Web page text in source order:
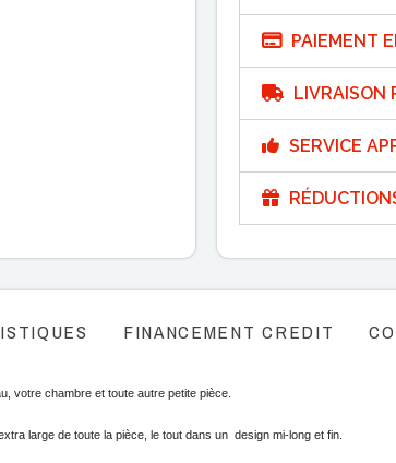
PAIEMENT
LIVRAISON
SERVICE
FINANCEMENT CREDIT
votre chambre et toute autre petite pièce.
large de toute la pièce, le tout dans un  design mi-long et fin.